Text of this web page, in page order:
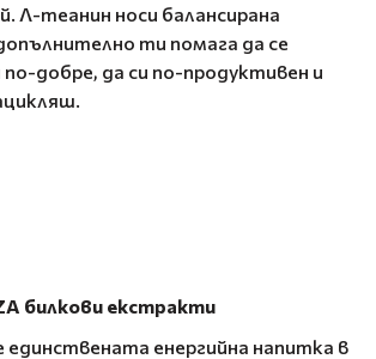
Л-теанин носи балансирана
ти помага да се
добре, да си по-продуктивен и
билкови екстракти
единствената енергийна напитка в